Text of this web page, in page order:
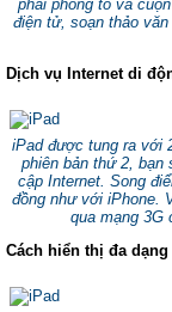
phải phóng to và
điện tử, soạn thảo
Dịch vụ Internet di
iPad được tung ra với
phiên bản thứ 2, bạn
cập Internet. Song
đồng như với iPhone.
qua mạng 3G
Cách hiển thị đa